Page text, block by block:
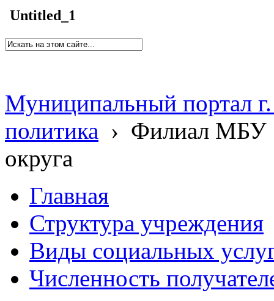
Untitled_1
Муниципальный портал
политика › Филиал МБУ
округа
Главная
Структура учреждения
Виды социальных
Численность